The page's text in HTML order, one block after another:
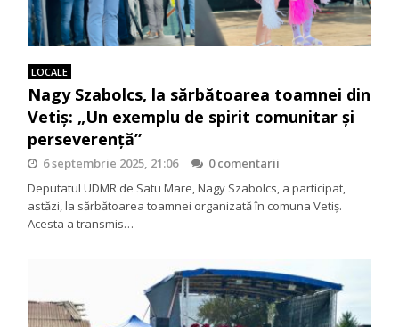
LOCALE
Nagy Szabolcs, la sărbătoarea toamnei din
Vetiș: „Un exemplu de spirit comunitar și
perseverență”
6 septembrie 2025, 21:06
0 comentarii
Deputatul UDMR de Satu Mare, Nagy Szabolcs, a participat,
astăzi, la sărbătoarea toamnei organizată în comuna Vetiș.
Acesta a transmis…